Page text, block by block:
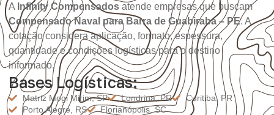
A Infinity Compensados atende empresas que buscam
Compensado Naval para Barra de Guabiraba – PE. A
cotação considera aplicação, formato, espessura,
quantidade e condições logísticas para o destino
informado.
Bases Logísticas:
Matriz Mogi Mirim, SP Londrina, PR
Curitiba, PR
Porto Alegre, RS
Florianópolis, SC